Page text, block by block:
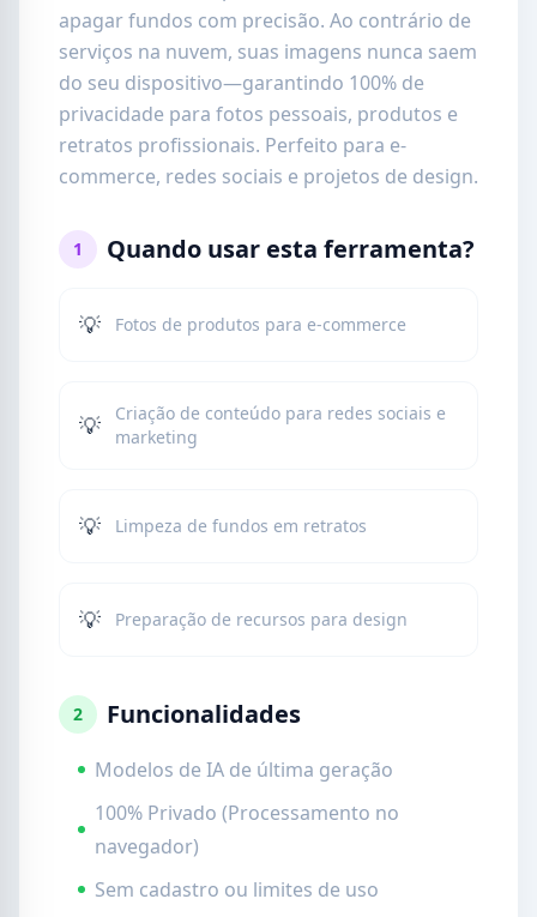
apagar fundos com precisão. Ao contrário de
serviços na nuvem, suas imagens nunca saem
do seu dispositivo—garantindo 100% de
privacidade para fotos pessoais, produtos e
retratos profissionais. Perfeito para e-
commerce, redes sociais e projetos de design.
1 Quando usar esta ferramenta?
💡 Fotos de produtos para e-commerce
💡
Criação de conteúdo para redes sociais e
marketing
💡 Limpeza de fundos em retratos
💡 Preparação de recursos para design
2 Funcionalidades
Modelos de IA de última geração
100% Privado (Processamento no
navegador)
Sem cadastro ou limites de uso